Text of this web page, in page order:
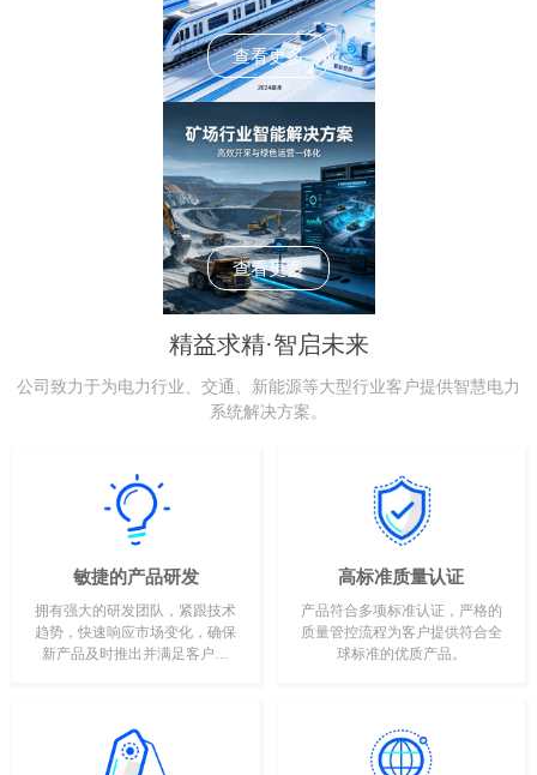
查看更多
查看更多
精益求精·智启未来
公司致力于为电力行业、交通、新能源等大型行业客户提供智慧电力
系统解决方案。
敏捷的产品研发
拥有强大的研发团队，紧跟技术
趋势，快速响应市场变化，确保
新产品及时推出并满足客户需
高标准质量认证
产品符合多项标准认证，严格的
质量管控流程为客户提供符合全
球标准的优质产品。